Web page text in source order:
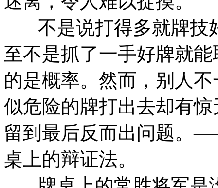
不是说打得多就牌技
至不是抓了一手好牌就
的是概率。然而，别人
似危险的牌打出去却有
留到最后反而出问题。
桌上的辩证法。